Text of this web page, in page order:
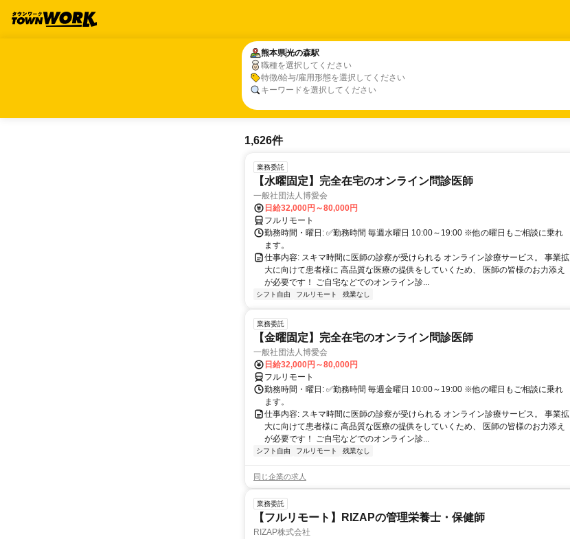
熊本県光の森駅
職種を選択してください
特徴/給与/雇用形態を選択してください
キーワードを選択してください
熊本県光の森駅
職種、特徴、キーワードを選択してください
1,626件
業務委託
【水曜固定】完全在宅のオンライン問診医師
一般社団法人博愛会
日給32,000円～80,000円
フルリモート
勤務時間・曜日: ✅勤務時間 毎週水曜日 10:00～19:00 ※他の曜日もご相談に乗れ
ます。
仕事内容: スキマ時間に医師の診察が受けられる オンライン診療サービス。 事業拡
大に向けて患者様に 高品質な医療の提供をしていくため、 医師の皆様のお力添え
が必要です！ ご自宅などでのオンライン診...
シフト自由 フルリモート 残業なし
業務委託
【金曜固定】完全在宅のオンライン問診医師
一般社団法人博愛会
日給32,000円～80,000円
フルリモート
勤務時間・曜日: ✅勤務時間 毎週金曜日 10:00～19:00 ※他の曜日もご相談に乗れ
ます。
仕事内容: スキマ時間に医師の診察が受けられる オンライン診療サービス。 事業拡
大に向けて患者様に 高品質な医療の提供をしていくため、 医師の皆様のお力添え
が必要です！ ご自宅などでのオンライン診...
シフト自由 フルリモート 残業なし
同じ企業の求人
業務委託
【フルリモート】RIZAPの管理栄養士・保健師
RIZAP株式会社